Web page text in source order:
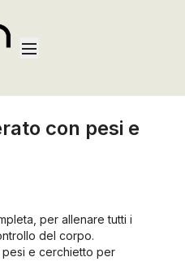
con pesi e
per allenare tutti i
del corpo.
pesi e cerchietto per
il lavoro muscolare